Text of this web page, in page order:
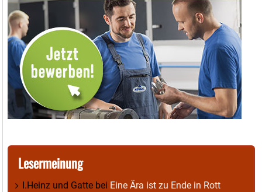
Lesermeinung
I.Heinz und Gatte bei Eine Ära ist zu Ende in Rott